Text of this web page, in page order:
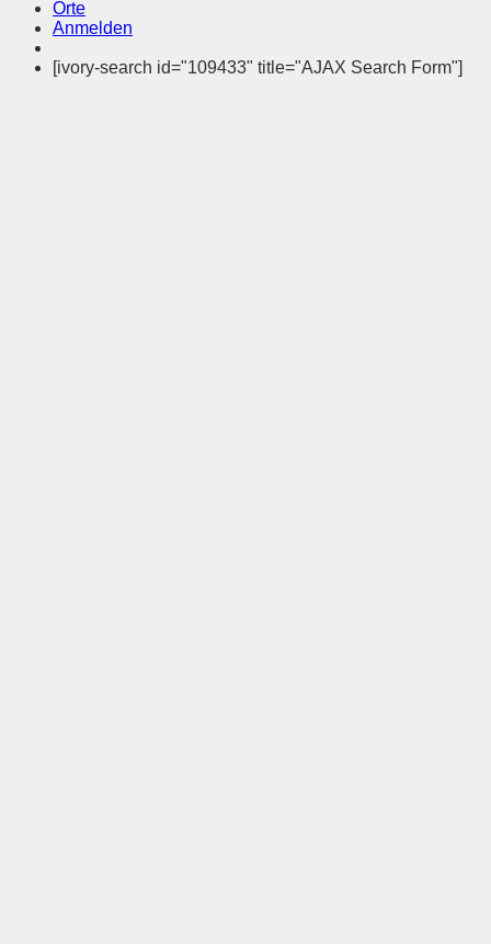
Orte
Anmelden
[ivory-search id="109433" title="AJAX Search Form"]